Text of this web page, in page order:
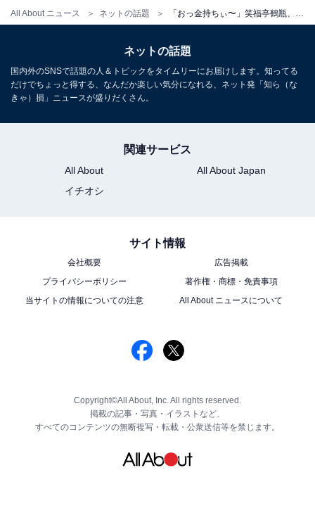
All About ニュース ネットの話題
ネットの話題
国内外のSNSで話題の人＆トピックをタイムリーにお届けします。知ってる
だけでちょっと得する、なんだか楽しい気分になれる、ネット発「知ら（な
きゃ）損」ニュースが盛りだくさん。
関連サービス
All About
All About Japan
イチオシ
サイト情報
会社概要
広告掲載
プライバシーポリシー
著作権・商標・免責事項
当サイトの情報についての注意
All About ニュースについて
Copyright©All About, Inc. All rights reserved.
掲載の記事・写真・イラストなど、
すべてのコンテンツの無断複写・転載・公衆送信等を禁じます。